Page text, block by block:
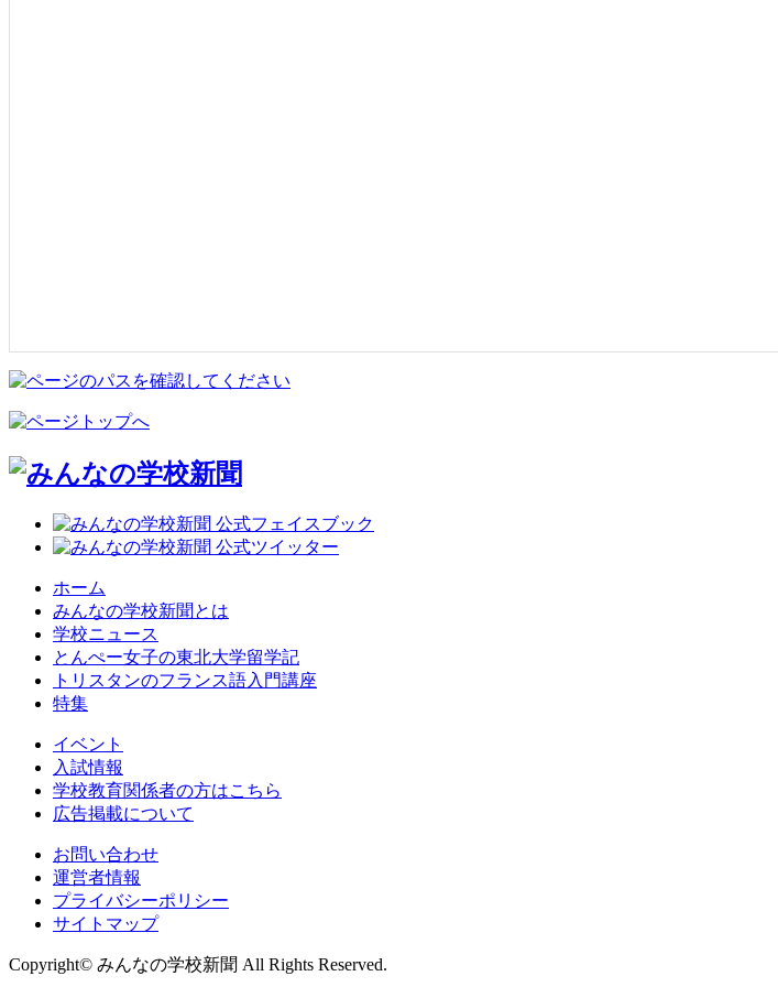
ホーム
みんなの学校新聞とは
学校ニュース
とんぺー女子の東北大学留学記
トリスタンのフランス語入門講座
特集
イベント
入試情報
学校教育関係者の方はこちら
広告掲載について
お問い合わせ
運営者情報
プライバシーポリシー
サイトマップ
Copyright© みんなの学校新聞 All Rights Reserved.